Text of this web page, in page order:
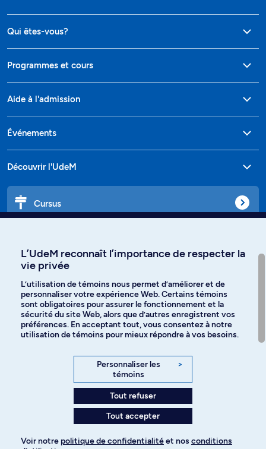
Qui êtes-vous?
Programmes et cours
Aide à l'admission
Événements
Découvrir l'UdeM
Cursus
Langues
Facebook Instagram
YouTube
Politique de confidentialité
L’UdeM reconnaît l’importance de respecter la
vie privée
L’utilisation de témoins nous permet d’améliorer et de
personnaliser votre expérience Web. Certains témoins
sont obligatoires pour assurer le fonctionnement et la
sécurité du site Web, alors que d’autres enregistrent vos
préférences. En acceptant tout, vous consentez à notre
utilisation de témoins pour mieux répondre à vos besoins.
Personnaliser les
témoins
>
Tout refuser
Tout accepter
Voir notre politique de confidentialitéet nos conditions